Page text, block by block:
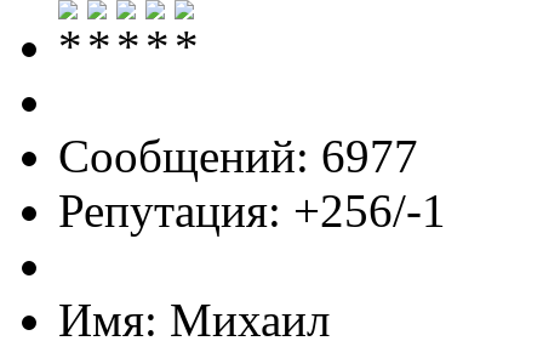
Сообщений: 6977
Репутация: +256/-1
Имя: Михаил